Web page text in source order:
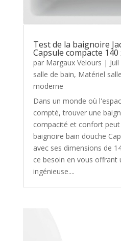
Test de la baignoire
Capsule compacte 140
par Margaux Velours |
salle de bain, Matériel
moderne
Dans un monde où
compté, trouver une
compacité et confort
baignoire bain douche
avec ses dimensions de
ce besoin en vous offrant
ingénieuse....